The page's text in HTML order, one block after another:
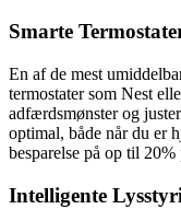
Smarte
En af de mest
termostater som Nest
adfærdsmønster og
optimal, både når du er
besparelse på op til
Intelligente